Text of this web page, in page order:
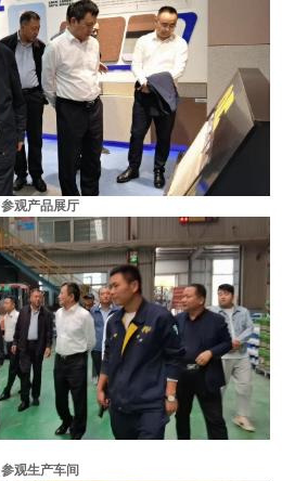
参观产品展厅
参观生产车间